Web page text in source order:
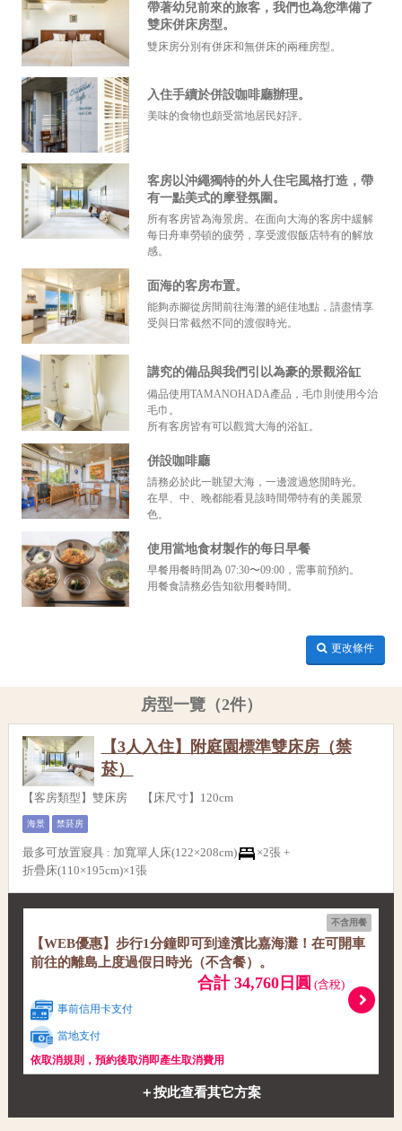
帶著幼兒前來的旅客，我們也為您準備了
雙床併床房型。
雙床房分別有併床和無併床的兩種房型。
入住手續於併設咖啡廳辦理。
美味的食物也頗受當地居民好評。
客房以沖繩獨特的外人住宅風格打造，帶
有一點美式的摩登氛圍。
所有客房皆為海景房。在面向大海的客房中緩解
每日舟車勞頓的疲勞，享受渡假飯店特有的解放
感。
面海的客房布置。
能夠赤腳從房間前往海灘的絕佳地點，請盡情享
受與日常截然不同的渡假時光。
講究的備品與我們引以為豪的景觀浴缸
備品使用TAMANOHADA產品，毛巾則使用今治
毛巾。
所有客房皆有可以觀賞大海的浴缸。
併設咖啡廳
請務必於此一眺望大海，一邊渡過悠閒時光。
在早、中、晚都能看見該時間帶特有的美麗景
色。
使用當地食材製作的每日早餐
早餐用餐時間為 07:30〜09:00，需事前預約。
用餐食請務必告知欲用餐時間。
更改條件
房型一覽（2件）
【3人入住】附庭園標準雙床房（禁
菸）
【客房類型】雙床房 【床尺寸】120cm
海景 禁菸房
最多可放置寢具 : 加寬單人床(122×208cm)
×2張 +
折疊床(110×195cm)×1張
不含用餐
【WEB優惠】步行1分鐘即可到達濱比嘉海灘！在可開車
前往的離島上度過假日時光（不含餐）。
合計 34,760日圓 (含稅)
事前信用卡支付
當地支付
依取消規則，預約後取消即產生取消費用
＋按此查看其它方案